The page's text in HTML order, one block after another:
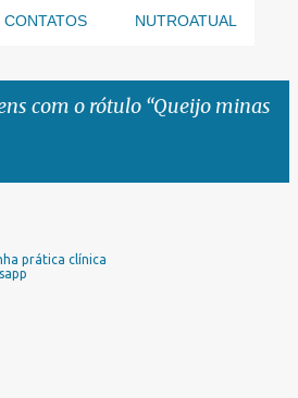
CONTATOS NUTROATUAL
com o rótulo Queijo minas
prática clínica